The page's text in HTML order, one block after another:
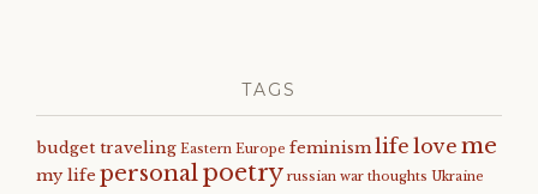
TAGS
budget traveling Eastern Europe feminismlife love me
my life personalpoetry russian war thoughts Ukraine